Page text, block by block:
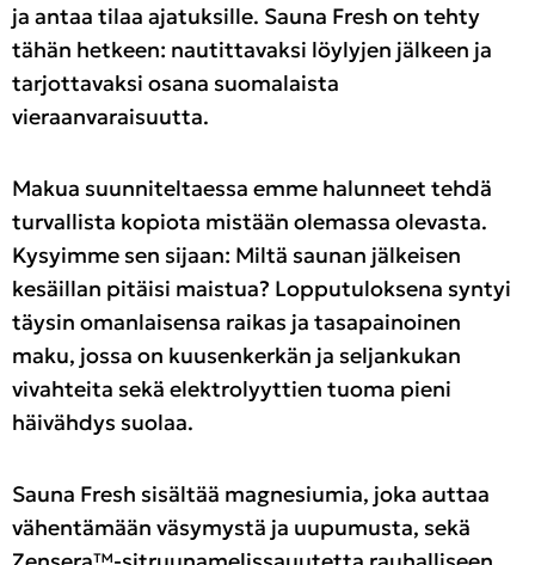
ja antaa tilaa ajatuksille. Sauna Fresh on tehty
tähän hetkeen: nautittavaksi löylyjen jälkeen ja
tarjottavaksi osana suomalaista
vieraanvaraisuutta.
Makua suunniteltaessa emme halunneet tehdä
turvallista kopiota mistään olemassa olevasta.
Kysyimme sen sijaan: Miltä saunan jälkeisen
kesäillan pitäisi maistua? Lopputuloksena syntyi
täysin omanlaisensa raikas ja tasapainoinen
maku, jossa on kuusenkerkän ja seljankukan
vivahteita sekä elektrolyyttien tuoma pieni
häivähdys suolaa.
Sauna Fresh sisältää magnesiumia, joka auttaa
vähentämään väsymystä ja uupumusta, sekä